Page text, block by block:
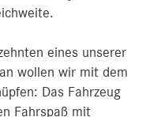
eines unserer
wollen wir mit dem
Das Fahrzeug
Fahrspaß mit